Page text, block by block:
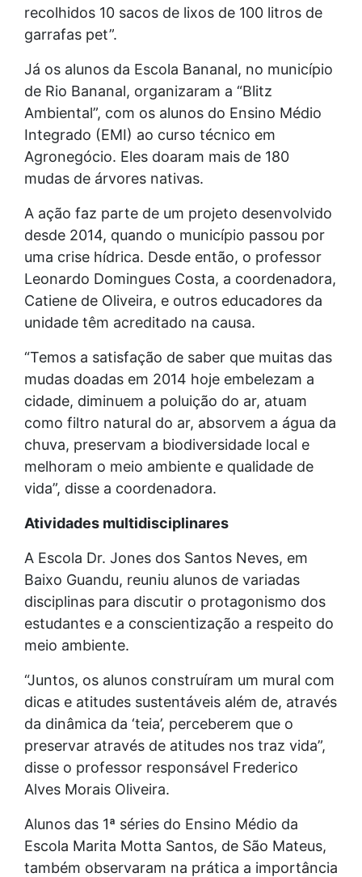
recolhidos 10 sacos de lixos de 100 litros de
garrafas pet”.
Já os alunos da Escola Bananal, no município
de Rio Bananal, organizaram a “Blitz
Ambiental”, com os alunos do Ensino Médio
Integrado (EMI) ao curso técnico em
Agronegócio. Eles doaram mais de 180
mudas de árvores nativas.
A ação faz parte de um projeto desenvolvido
desde 2014, quando o município passou por
uma crise hídrica. Desde então, o professor
Leonardo Domingues Costa, a coordenadora,
Catiene de Oliveira, e outros educadores da
unidade têm acreditado na causa.
“Temos a satisfação de saber que muitas das
mudas doadas em 2014 hoje embelezam a
cidade, diminuem a poluição do ar, atuam
como filtro natural do ar, absorvem a água da
chuva, preservam a biodiversidade local e
melhoram o meio ambiente e qualidade de
vida”, disse a coordenadora.
Atividades multidisciplinares
A Escola Dr. Jones dos Santos Neves, em
Baixo Guandu, reuniu alunos de variadas
disciplinas para discutir o protagonismo dos
estudantes e a conscientização a respeito do
meio ambiente.
“Juntos, os alunos construíram um mural com
dicas e atitudes sustentáveis além de, através
da dinâmica da ‘teia’, perceberem que o
preservar através de atitudes nos traz vida”,
disse o professor responsável Frederico
Alves Morais Oliveira.
Alunos das 1ª séries do Ensino Médio da
Escola Marita Motta Santos, de São Mateus,
também observaram na prática a importância